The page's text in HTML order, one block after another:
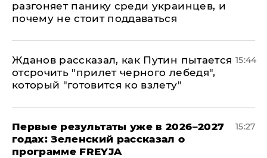
разгоняет панику среди украинцев, и
почему не стоит поддаваться
Жданов рассказал, как Путин пытается
отсрочить "прилет черного лебедя",
который "готовится ко взлету"
15:44
Первые результаты уже в 2026–2027
годах: Зеленский рассказал о
программе FREYJA
15:27